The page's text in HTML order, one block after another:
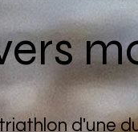
d'une